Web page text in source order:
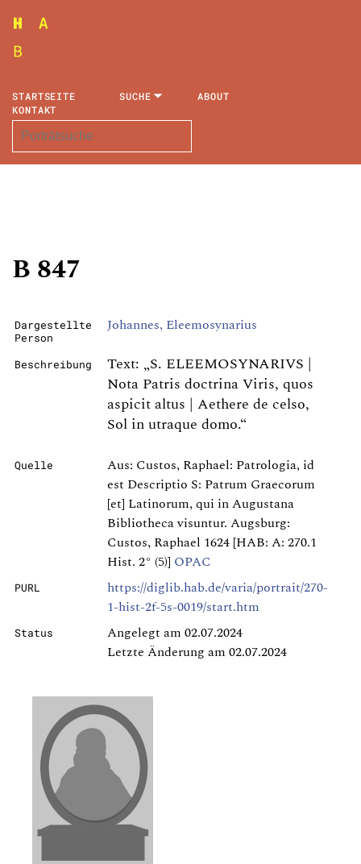
STARTSEITE SUCHE
ABOUT
KONTAKT
B 847
Dargestellte
Person
Johannes, Eleemosynarius
Beschreibung
Text: „S. ELEEMOSYNARIVS |
Nota Patris doctrina Viris, quos
aspicit altus | Aethere de celso,
Sol in utraque domo.“
Quelle
Aus: Custos, Raphael: Patrologia, id
est Descriptio S: Patrum Graecorum
[et] Latinorum, qui in Augustana
Bibliotheca visuntur. Augsburg:
Custos, Raphael 1624 [HAB: A: 270.1
Hist. 2° (5)] OPAC
PURL
https://diglib.hab.de/varia/portrait/270-
1-hist-2f-5s-0019/start.htm
Status
Angelegt am 02.07.2024
Letzte Änderung am 02.07.2024